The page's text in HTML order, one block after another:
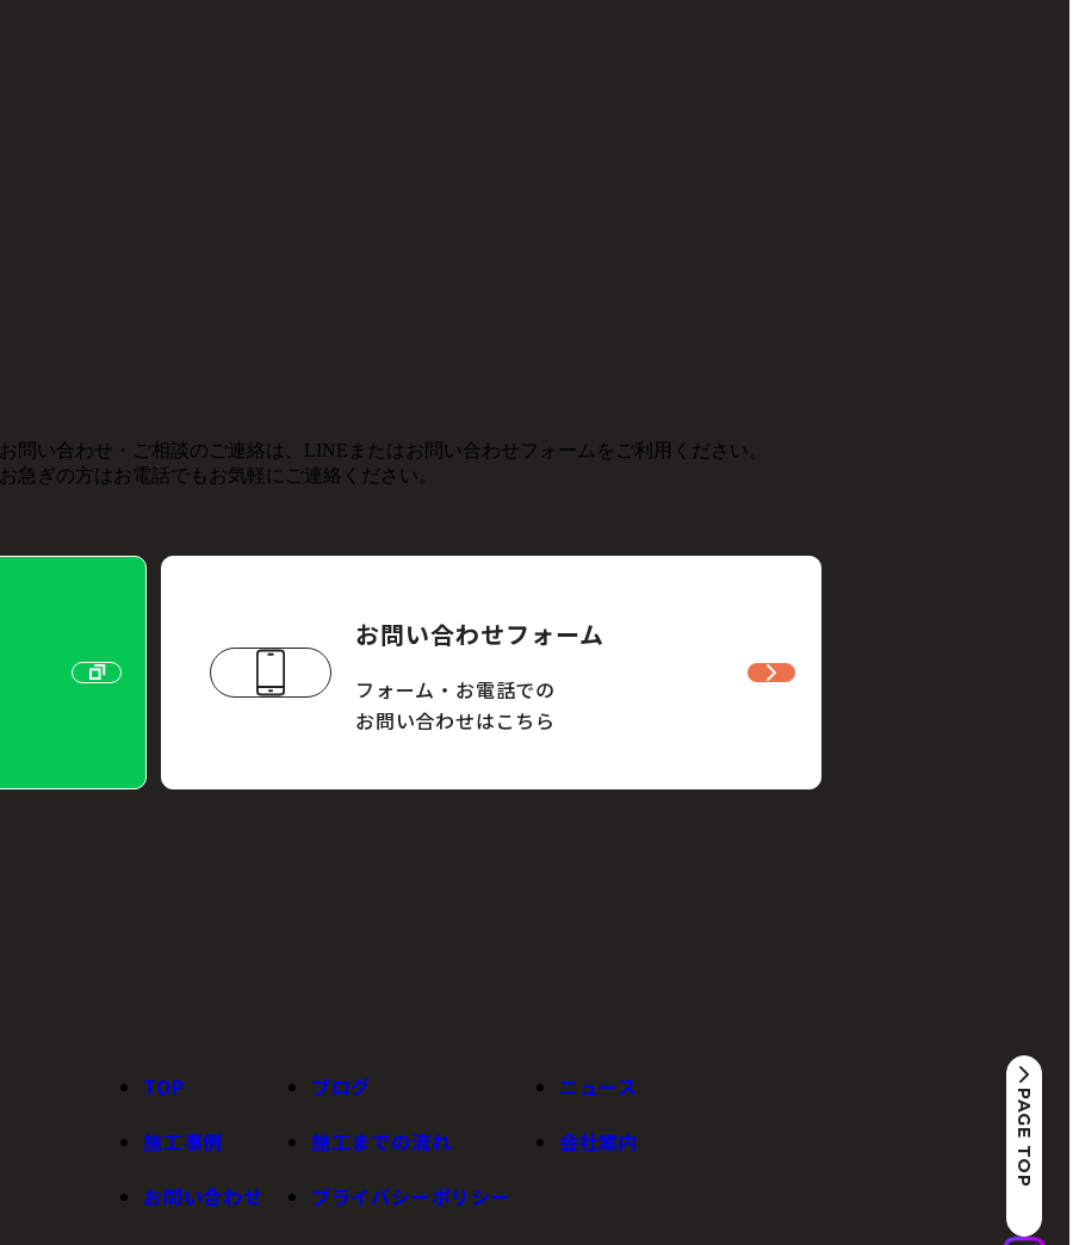
お問い合わせ・ご相談のご連絡は、LINEまたはお問い合わせフォームをご利用ください。
お急ぎの方はお電話でもお気軽にご連絡ください。
お問い合わせフォーム
フォーム・お電話での
お問い合わせはこちら
PAGE TOP
TOP ブログ
ニュース
施工事例
施工までの流れ
会社案内
お問い合わせ
プライバシーポリシー